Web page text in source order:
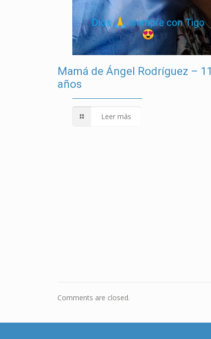
Mamá de Ángel Rodríguez – 11
años
Leer más
Comments are closed.